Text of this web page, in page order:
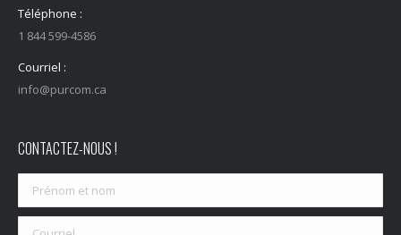
Téléphone :
1 844 599-4586
Courriel :
info@purcom.ca
CONTACTEZ-NOUS !